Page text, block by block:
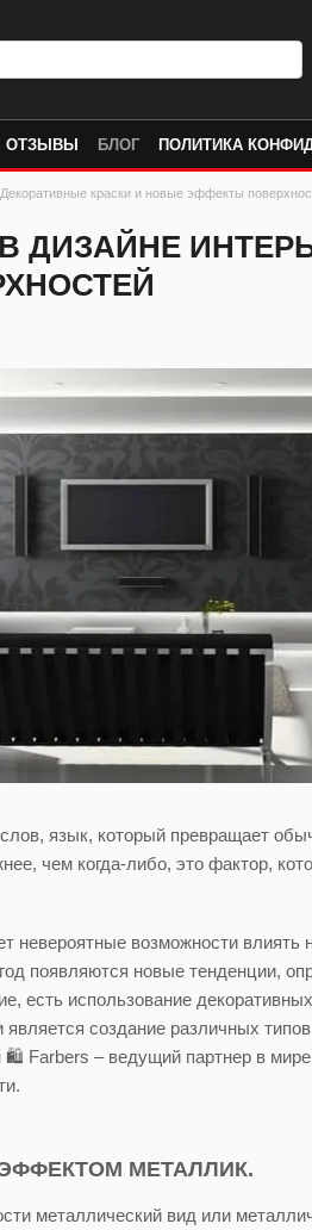
ОТЗЫВЫ БЛОГ ПОЛИТИКА
краски и новые эффекты
язык, который превращает
чем когда-либо, это фактор,
невероятные возможности
появляются новые тенденции,
есть использование
создание различных
🛍️ Farbers – ведущий партнер в
МЕТАЛЛИК.
металлический вид или